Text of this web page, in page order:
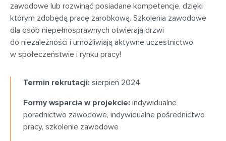
zawodowe lub rozwinąć posiadane kompetencje, dzięki
którym zdobędą pracę zarobkową. Szkolenia zawodowe
dla osób niepełnosprawnych otwierają drzwi
do niezależności i umożliwiają aktywne uczestnictwo
w społeczeństwie i rynku pracy!
Termin rekrutacji: sierpień 2024
Formy wsparcia w projekcie: indywidualne
poradnictwo zawodowe, indywidualne pośrednictwo
pracy, szkolenie zawodowe